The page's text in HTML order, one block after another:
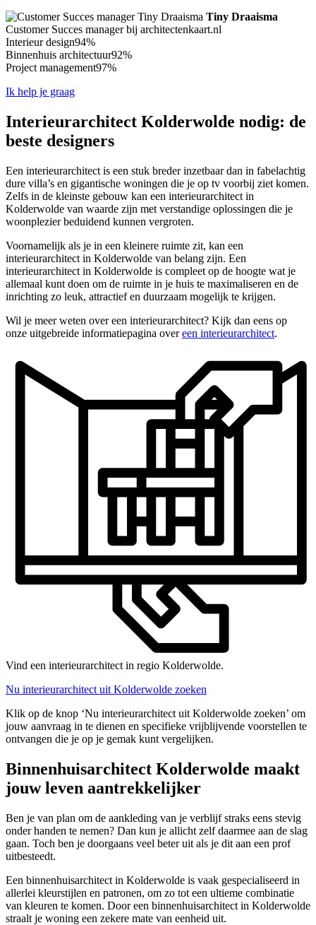
Tiny Draaisma
Customer Succes manager bij architectenkaart.nl
Interieur design94%
Binnenhuis architectuur92%
Project management97%
Ik help je graag
Interieurarchitect Kolderwolde nodig: de
beste designers
Een interieurarchitect is een stuk breder inzetbaar dan in fabelachtig
dure villa’s en gigantische woningen die je op tv voorbij ziet komen.
Zelfs in de kleinste gebouw kan een interieurarchitect in
Kolderwolde van waarde zijn met verstandige oplossingen die je
woonplezier beduidend kunnen vergroten.
Voornamelijk als je in een kleinere ruimte zit, kan een
interieurarchitect in Kolderwolde van belang zijn. Een
interieurarchitect in Kolderwolde is compleet op de hoogte wat je
allemaal kunt doen om de ruimte in je huis te maximaliseren en de
inrichting zo leuk, attractief en duurzaam mogelijk te krijgen.
Wil je meer weten over een interieurarchitect? Kijk dan eens op
onze uitgebreide informatiepagina overeen interieurarchitect.
Vind een interieurarchitect in regio Kolderwolde.
Nu interieurarchitect uit Kolderwolde zoeken
Klik op de knop ‘Nu interieurarchitect uit Kolderwolde zoeken’ om
jouw aanvraag in te dienen en specifieke vrijblijvende voorstellen te
ontvangen die je op je gemak kunt vergelijken.
Binnenhuisarchitect Kolderwolde maakt
jouw leven aantrekkelijker
Ben je van plan om de aankleding van je verblijf straks eens stevig
onder handen te nemen? Dan kun je allicht zelf daarmee aan de slag
gaan. Toch ben je doorgaans veel beter uit als je dit aan een prof
uitbesteedt.
Een binnenhuisarchitect in Kolderwolde is vaak gespecialiseerd in
allerlei kleurstijlen en patronen, om zo tot een ultieme combinatie
van kleuren te komen. Door een binnenhuisarchitect in Kolderwolde
straalt je woning een zekere mate van eenheid uit.